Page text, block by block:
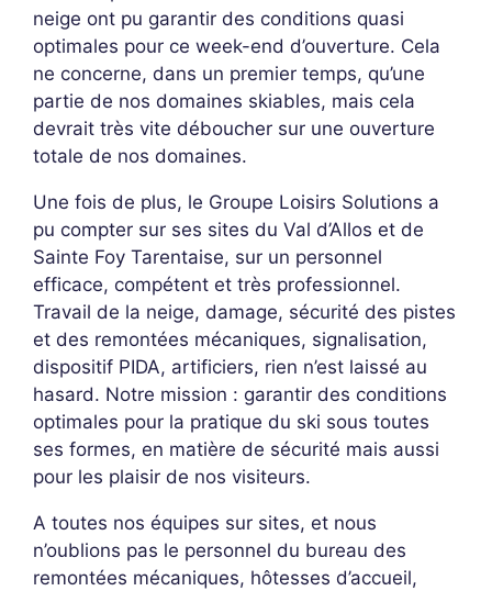
neige ont pu garantir des conditions quasi
optimales pour ce week-end d’ouverture. Cela
ne concerne, dans un premier temps, qu’une
partie de nos domaines skiables, mais cela
devrait très vite déboucher sur une ouverture
totale de nos domaines.
Une fois de plus, le Groupe Loisirs Solutions a
pu compter sur ses sites du Val d’Allos et de
Sainte Foy Tarentaise, sur un personnel
efficace, compétent et très professionnel.
Travail de la neige, damage, sécurité des pistes
et des remontées mécaniques, signalisation,
dispositif PIDA, artificiers, rien n’est laissé au
hasard. Notre mission : garantir des conditions
optimales pour la pratique du ski sous toutes
ses formes, en matière de sécurité mais aussi
pour les plaisir de nos visiteurs.
A toutes nos équipes sur sites, et nous
n’oublions pas le personnel du bureau des
remontées mécaniques, hôtesses d’accueil,